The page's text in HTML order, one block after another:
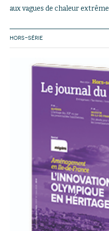
aux vagues de chaleur extrême
HORS-SÉRIE